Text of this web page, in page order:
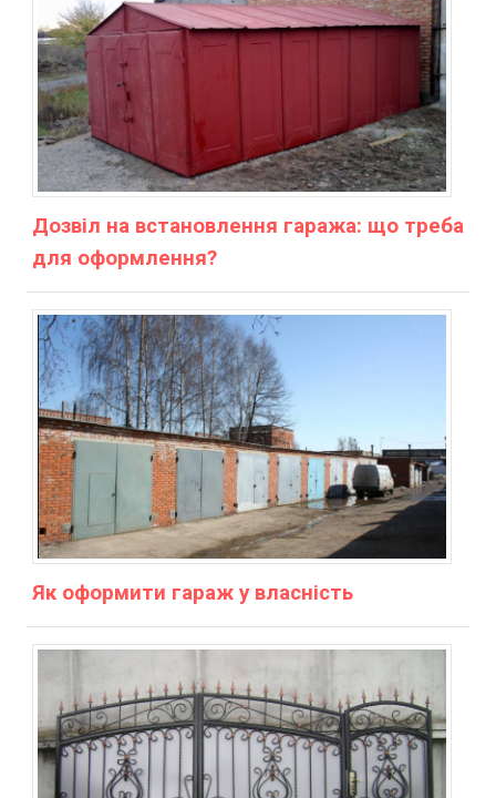
Дозвіл на встановлення гаража: що треба
для оформлення?
Як оформити гараж у власність